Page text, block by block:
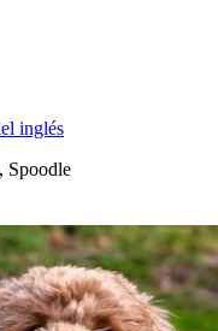
inglés
Spoodle